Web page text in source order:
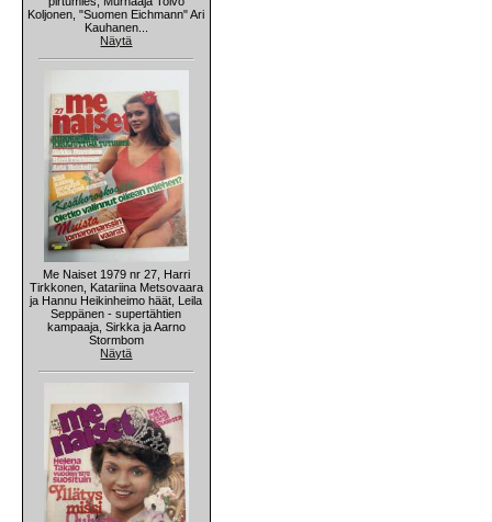
Koljonen, "Suomen Eichmann" Ari
Kauhanen...
Näytä
Me Naiset 1979 nr 27, Harri
Tirkkonen, Katariina Metsovaara
ja Hannu Heikinheimo häät, Leila
Seppänen - supertähtien
kampaaja, Sirkka ja Aarno
Stormbom
Näytä